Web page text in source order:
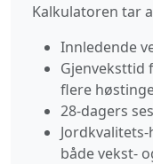
Kalkulatoren tar
Innledende
Gjenveksttid
flere
28-dagers
både vekst-